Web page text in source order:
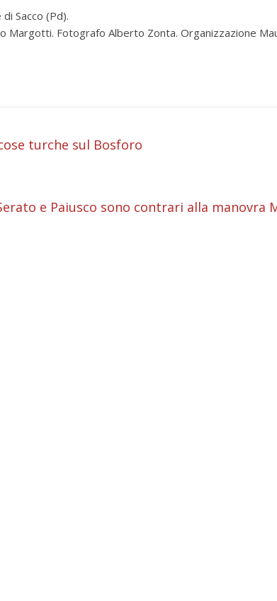
Sacco (Pd).
Margotti. Fotografo Alberto Zonta. Organizzazione
turche sul Bosforo
e Paiusco sono contrari alla manovra